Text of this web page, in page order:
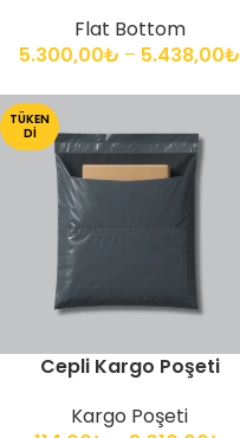
Flat Bottom
5.300,00₺ – 5.438,00₺
TÜKEN
DI
Cepli Kargo Poşeti
Kargo Poşeti